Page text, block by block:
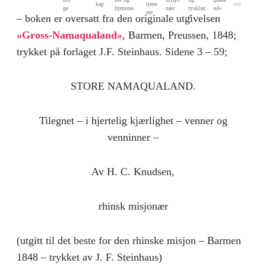
ge
kap
hjemme
tjene
ste
nær
tysklan
d
nd»
sen
– boken er oversatt fra den originale utgivelsen
«Gross-Namaqualand», Barmen, Preussen, 1848;
trykket på forlaget J.F. Steinhaus. Sidene 3 – 59;
STORE NAMAQUALAND.
Tilegnet – i hjertelig kjærlighet – venner og
venninner –
Av H. C. Knudsen,
rhinsk misjonær
(utgitt til det beste for den rhinske misjon – Barmen
1848 – trykket av J. F. Steinhaus)